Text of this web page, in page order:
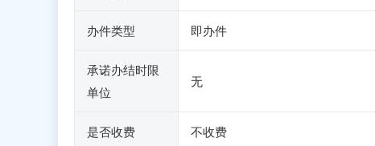
办件类型 即办件
承诺办结时限
单位
无
是否收费 不收费